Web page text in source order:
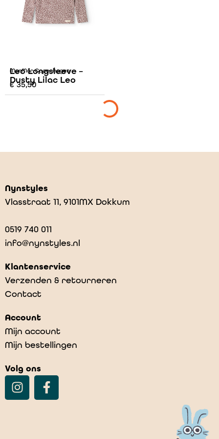
MarMar Copenhagen
Leo Longsleeve –
Dusty Lilac Leo
€35,50
Nynstyles
Vlasstraat 11, 9101MX Dokkum
0519 740 011
info@nynstyles.nl
Klantenservice
Verzenden & retourneren
Contact
Account
Mijn account
Mijn bestellingen
Volg ons